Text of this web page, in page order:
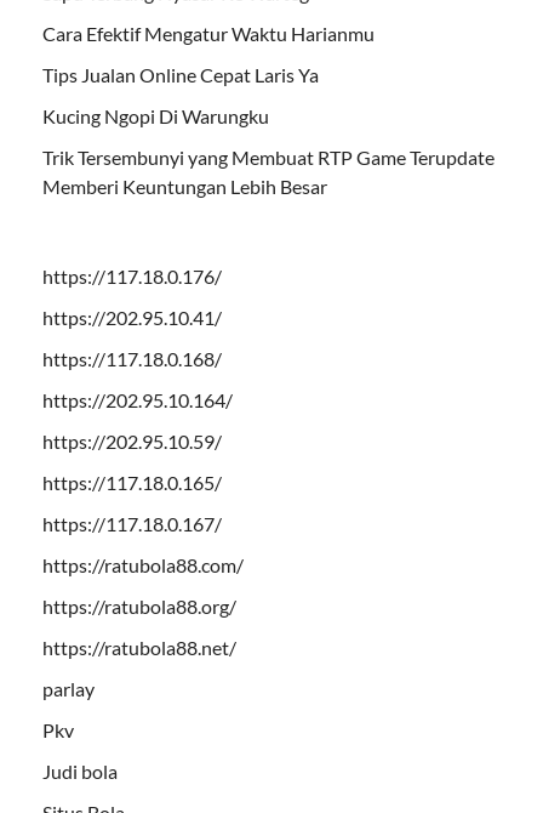
Cara Efektif Mengatur Waktu Harianmu
Tips Jualan Online Cepat Laris Ya
Kucing Ngopi Di Warungku
Trik Tersembunyi yang Membuat RTP Game Terupdate
Memberi Keuntungan Lebih Besar
https://117.18.0.176/
https://202.95.10.41/
https://117.18.0.168/
https://202.95.10.164/
https://202.95.10.59/
https://117.18.0.165/
https://117.18.0.167/
https://ratubola88.com/
https://ratubola88.org/
https://ratubola88.net/
parlay
Pkv
Judi bola